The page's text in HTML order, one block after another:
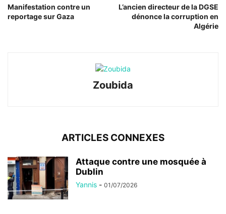
Manifestation contre un
reportage sur Gaza
L’ancien directeur de la DGSE
dénonce la corruption en
Algérie
Zoubida
ARTICLES CONNEXES
Attaque contre une mosquée à
Dublin
Yannis - 01/07/2026